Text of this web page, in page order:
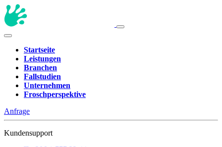
Startseite
Leistungen
Branchen
Fallstudien
Unternehmen
Froschperspektive
Anfrage
Kundensupport